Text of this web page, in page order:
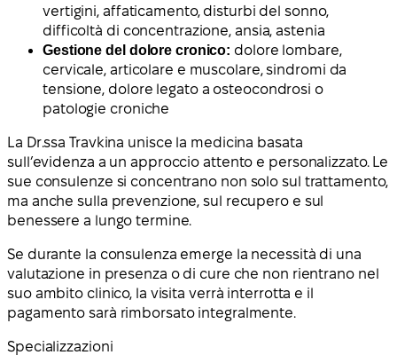
vertigini, affaticamento, disturbi del sonno,
difficoltà di concentrazione, ansia, astenia
Gestione del dolore cronico: dolore lombare,
cervicale, articolare e muscolare, sindromi da
tensione, dolore legato a osteocondrosi o
patologie croniche
La Dr.ssa Travkina unisce la medicina basata
sull’evidenza a un approccio attento e personalizzato. Le
sue consulenze si concentrano non solo sul trattamento,
ma anche sulla prevenzione, sul recupero e sul
benessere a lungo termine.
Se durante la consulenza emerge la necessità di una
valutazione in presenza o di cure che non rientrano nel
suo ambito clinico, la visita verrà interrotta e il
pagamento sarà rimborsato integralmente.
Specializzazioni